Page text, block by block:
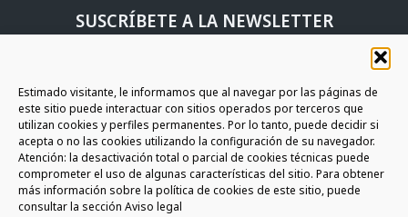
Estimado visitante, le informamos que al navegar por las páginas de
este sitio puede interactuar con sitios operados por terceros que
utilizan cookies y perfiles permanentes. Por lo tanto, puede decidir si
acepta o no las cookies utilizando la configuración de su navegador.
Atención: la desactivación total o parcial de cookies técnicas puede
comprometer el uso de algunas características del sitio. Para obtener
más información sobre la política de cookies de este sitio, puede
consultar la sección Aviso legal
SUSCRÍBETE A LA NEWSLETTER
ÚNETE A LA COMMUNITY AURIGA
SIGAMOS EN CONTACTO
Auriga SpaCopyright © 2026 - All rights reserved |